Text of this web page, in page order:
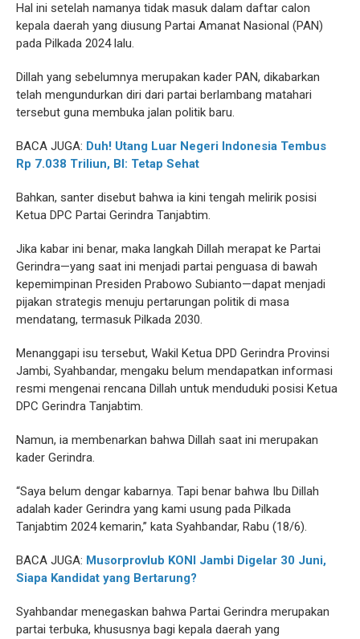
Hal ini setelah namanya tidak masuk dalam daftar calon
kepala daerah yang diusung Partai Amanat Nasional (PAN)
pada Pilkada 2024 lalu.
Dillah yang sebelumnya merupakan kader PAN, dikabarkan
telah mengundurkan diri dari partai berlambang matahari
tersebut guna membuka jalan politik baru.
BACA JUGA: Duh! Utang Luar Negeri Indonesia Tembus
Rp 7.038 Triliun, BI: Tetap Sehat
Bahkan, santer disebut bahwa ia kini tengah melirik posisi
Ketua DPC Partai Gerindra Tanjabtim.
Jika kabar ini benar, maka langkah Dillah merapat ke Partai
Gerindra—yang saat ini menjadi partai penguasa di bawah
kepemimpinan Presiden Prabowo Subianto—dapat menjadi
pijakan strategis menuju pertarungan politik di masa
mendatang, termasuk Pilkada 2030.
Menanggapi isu tersebut, Wakil Ketua DPD Gerindra Provinsi
Jambi, Syahbandar, mengaku belum mendapatkan informasi
resmi mengenai rencana Dillah untuk menduduki posisi Ketua
DPC Gerindra Tanjabtim.
Namun, ia membenarkan bahwa Dillah saat ini merupakan
kader Gerindra.
“Saya belum dengar kabarnya. Tapi benar bahwa Ibu Dillah
adalah kader Gerindra yang kami usung pada Pilkada
Tanjabtim 2024 kemarin,” kata Syahbandar, Rabu (18/6).
BACA JUGA: Musorprovlub KONI Jambi Digelar 30 Juni,
Siapa Kandidat yang Bertarung?
Syahbandar menegaskan bahwa Partai Gerindra merupakan
partai terbuka, khususnya bagi kepala daerah yang